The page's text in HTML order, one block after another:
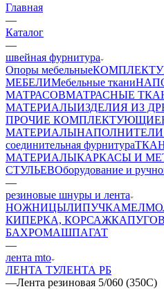
Главная
—
Каталог
—
швейная фурнитура
Опоры мебельные
МЕБЕЛИМебельные ткани
МАТРАСОВМАТРАСНЫЕ
МАТЕРИАЛЫИЗДЕЛИЯ ИЗ
ПРОЧИЕ КОМПЛЕКТУЮЩИЕ
МАТЕРИАЛЫ
соединительная фурнитура
МАТЕРИАЛЫКАРКАСЫ И
СТУЛЬЕВОборудование и
—
резиновые шнуры и лента
НОЖНИЦЫЛИПУЧКАМЕЛ
КИПЕРКА, КОРСАЖКА
БАХРОМАШПАГАТ
—
лента mto
ЛЕНТА ТУЛЕНТА РБ
—Лента резиновая 5/060 (350С)